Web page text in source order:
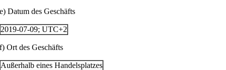
e) Datum des Geschäfts
2019-07-09; UTC+2
f) Ort des Geschäfts
Außerhalb eines Handelsplatzes